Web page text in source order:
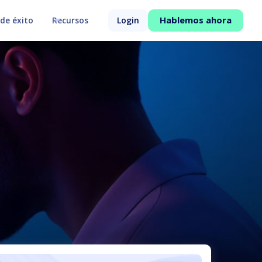
éxito Recursos Login Hablemos ahora